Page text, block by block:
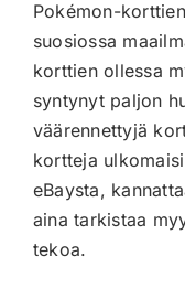
Pokémon-
suosiossa
korttien ollessa
syntynyt paljon
väärennettyjä
kortteja
eBaysta,
aina tarkistaa
tekoa.